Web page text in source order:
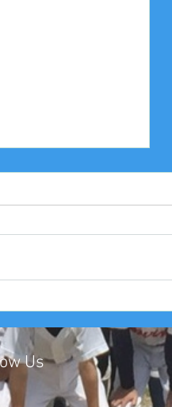
クラス 関西団地連
中央決勝大会北大
４戦目
Us